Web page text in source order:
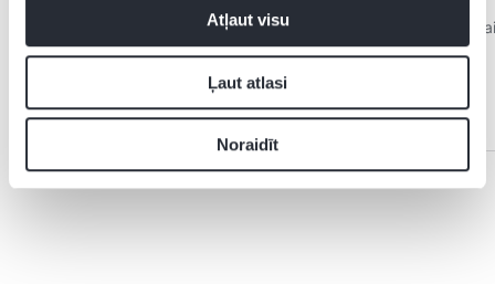
Atļaut visu
Ļaut atlasi
Noraidīt